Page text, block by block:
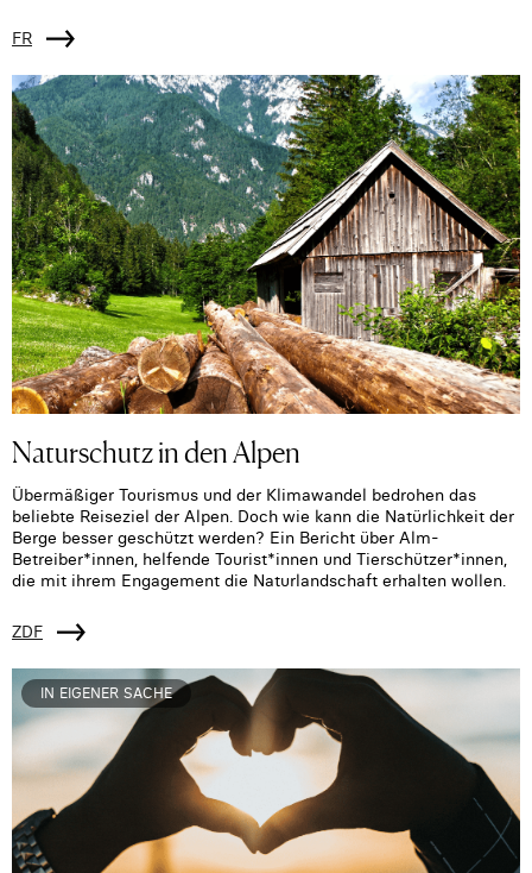
FR
Naturschutz in den Alpen
Übermäßiger Tourismus und der Klimawandel bedrohen das
beliebte Reiseziel der Alpen. Doch wie kann die Natürlichkeit der
Berge besser geschützt werden? Ein Bericht über Alm-
Betreiber*innen, helfende Tourist*innen und Tierschützer*innen,
die mit ihrem Engagement die Naturlandschaft erhalten wollen.
ZDF
IN EIGENER SACHE